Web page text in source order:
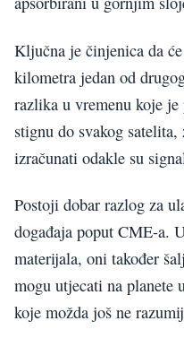
Ključna je činjenica da
kilometra jedan od
razlika u vremenu koje
stignu do svakog
izračunati odakle su
Postoji dobar razlog za
događaja poput CME-a.
materijala, oni također
mogu utjecati na planete
koje možda još ne